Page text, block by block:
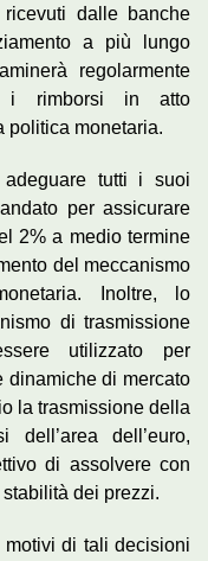
dalle banche
a più lungo
regolarmente
i rimborsi in atto
politica monetaria.
tutti i suoi
per assicurare
2% a medio termine
del meccanismo
Inoltre, lo
di trasmissione
utilizzato per
dinamiche di mercato
la trasmissione della
dell’euro,
di assolvere con
dei prezzi.
di tali decisioni